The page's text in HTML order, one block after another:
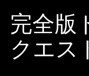
完全版
クエス